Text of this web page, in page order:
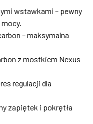
wstawkami – pewny
– maksymalna
z mostkiem Nexus
regulacji dla
zapiętek i pokrętła